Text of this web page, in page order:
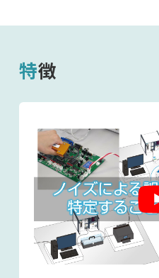
特徴